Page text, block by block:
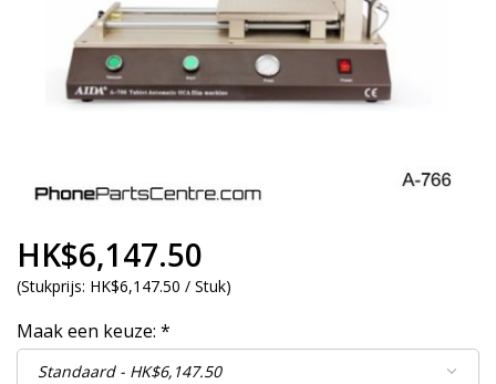
HK$6,147.50
(Stukprijs: HK$6,147.50 / Stuk)
Maak een keuze: *